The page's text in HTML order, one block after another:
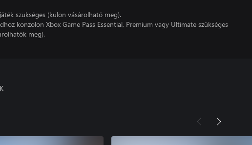
szükséges (külön vásárolható meg).
konzolon Xbox Game Pass Essential, Premium vagy Ultimate szükséges
meg).